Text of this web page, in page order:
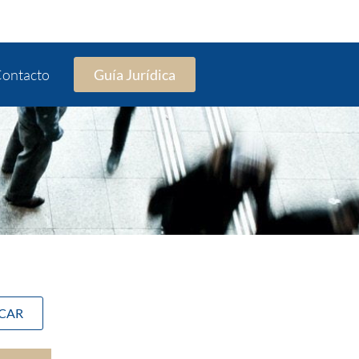
Guía Jurídica